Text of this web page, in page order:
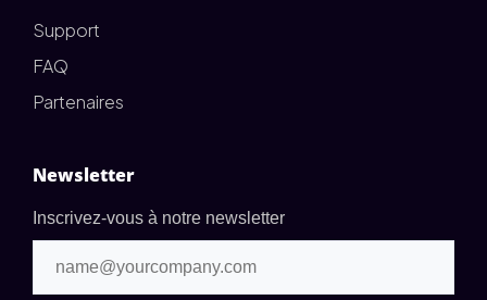
Support
FAQ
Partenaires
Newsletter
Inscrivez-vous à notre newsletter